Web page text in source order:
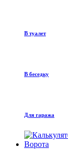
В туалет
В беседку
Для гаража
Ворота